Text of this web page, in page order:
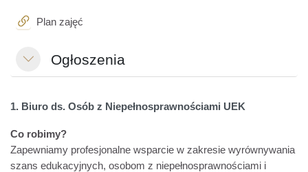
Plan zajęćAdres URL
MinimalizujOgłoszenia
1. Biuro ds. Osób z Niepełnosprawnościami UEK
Co robimy?
Zapewniamy profesjonalne wsparcie w zakresie wyrównywania
szans edukacyjnych, osobom z niepełnosprawnościami i